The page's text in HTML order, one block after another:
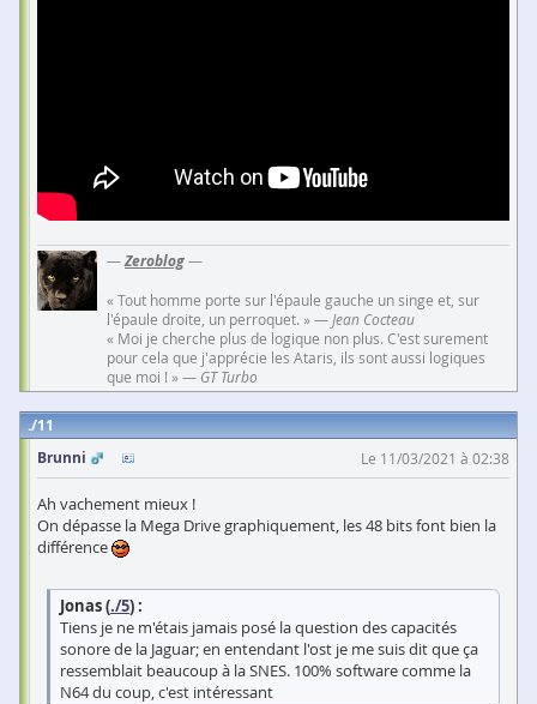
—Zeroblog—
« Tout homme porte sur l'épaule gauche un singe et, sur
l'épaule droite, un perroquet. » — Jean Cocteau
« Moi je cherche plus de logique non plus. C'est surement
pour cela que j'apprécie les Ataris, ils sont aussi logiques
que moi ! » — GT Turbo
11
Brunni
Le 11/03/2021 à 02:38
Ah vachement mieux !
On dépasse la Mega Drive graphiquement, les 48 bits font bien la
différence
Jonas (./5) :
Tiens je ne m'étais jamais posé la question des capacités
sonore de la Jaguar; en entendant l'ost je me suis dit que ça
ressemblait beaucoup à la SNES. 100% software comme la
N64 du coup, c'est intéressant